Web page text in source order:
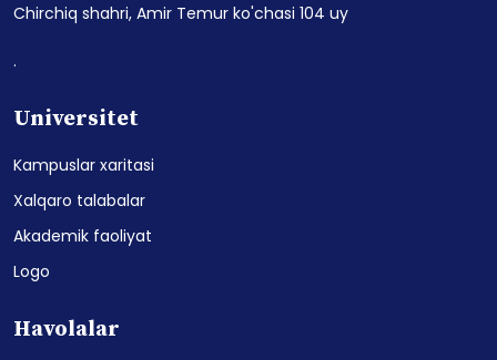
Chirchiq shahri, Amir Temur ko'chasi 104 uy
.
Universitet
Kampuslar xaritasi
Xalqaro talabalar
Akademik faoliyat
Logo
Havolalar